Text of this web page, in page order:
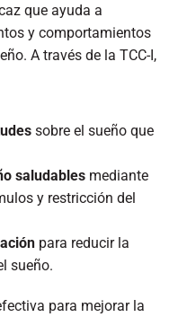
que ayuda a
y comportamientos
A través de la TCC-I,
sobre el sueño que
saludables mediante
y restricción del
para reducir la
sueño.​
para mejorar la